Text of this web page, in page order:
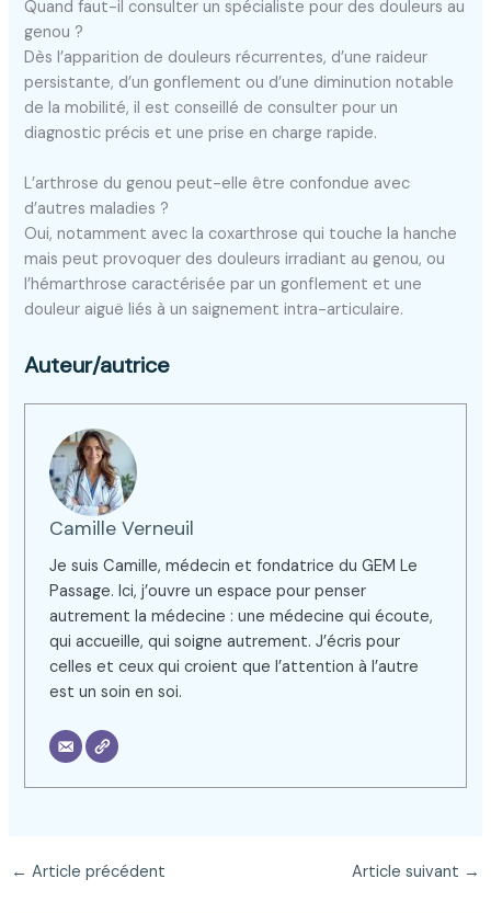
Quand faut-il consulter un spécialiste pour des douleurs au
genou ?
Dès l’apparition de douleurs récurrentes, d’une raideur
persistante, d’un gonflement ou d’une diminution notable
de la mobilité, il est conseillé de consulter pour un
diagnostic précis et une prise en charge rapide.
L’arthrose du genou peut-elle être confondue avec
d’autres maladies ?
Oui, notamment avec la coxarthrose qui touche la hanche
mais peut provoquer des douleurs irradiant au genou, ou
l’hémarthrose caractérisée par un gonflement et une
douleur aiguë liés à un saignement intra-articulaire.
Auteur/autrice
Camille Verneuil
Je suis Camille, médecin et fondatrice du GEM Le
Passage. Ici, j’ouvre un espace pour penser
autrement la médecine : une médecine qui écoute,
qui accueille, qui soigne autrement. J’écris pour
celles et ceux qui croient que l’attention à l’autre
est un soin en soi.
← Article précédent Article suivant →